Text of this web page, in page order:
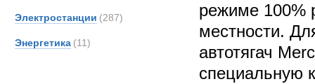
Электростанции (287)
Энергетика (11)
режиме 100%
местности.
автотягач
специальную